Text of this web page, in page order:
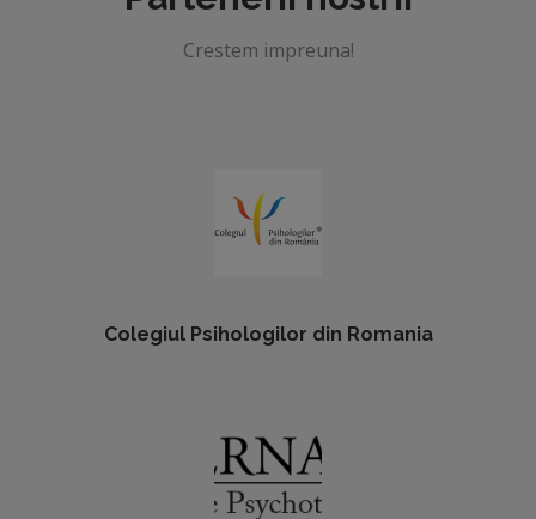
Crestem impreuna!
Colegiul Psihologilor din Romania